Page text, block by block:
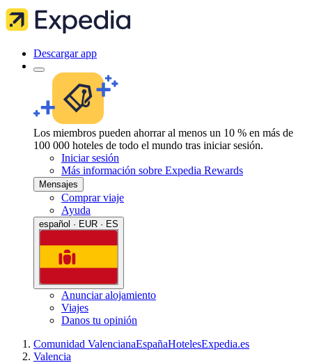
Descargar app
Los miembros pueden ahorrar al menos un 10 % en más de
100 000 hoteles de todo el mundo tras iniciar sesión.
Iniciar sesión
Más información sobre Expedia Rewards
Mensajes
Comprar viaje
Ayuda
español · EUR · ES
Anunciar alojamiento
Viajes
Danos tu opinión
Comunidad ValencianaEspañaHotelesExpedia.es
Valencia